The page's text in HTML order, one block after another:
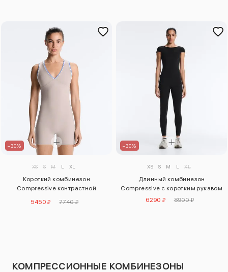
–30%
XS S M L XL
Короткий комбинезон
Compressive контрастной
5450 ₽ 7740 ₽
–30%
XS S M L XL
Длинный комбинезон
Compressive с коротким рукавом
6290 ₽
8900 ₽
КОМПРЕССИОННЫЕ КОМБИНЕЗОНЫ